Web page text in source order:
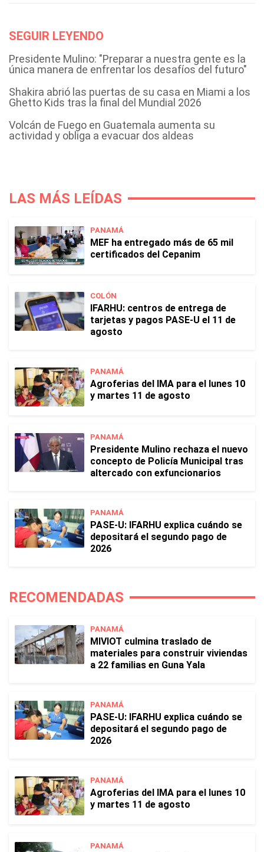
SEGUIR LEYENDO
Presidente Mulino: "Preparar a nuestra gente es la
única manera de enfrentar los desafíos del futuro"
Shakira abrió las puertas de su casa en Miami a los
Ghetto Kids tras la final del Mundial 2026
Volcán de Fuego en Guatemala aumenta su
actividad y obliga a evacuar dos aldeas
LAS MÁS LEÍDAS
PANAMÁ
MEF ha entregado más de 65 mil
certificados del Cepanim
COLÓN
IFARHU: centros de entrega de
tarjetas y pagos PASE-U el 11 de
agosto
PANAMÁ
Agroferias del IMA para el lunes 10
y martes 11 de agosto
PANAMÁ
Presidente Mulino rechaza el nuevo
concepto de Policía Municipal tras
altercado con exfuncionarios
PANAMÁ
PASE-U: IFARHU explica cuándo se
depositará el segundo pago de
2026
RECOMENDADAS
PANAMÁ
MIVIOT culmina traslado de
materiales para construir viviendas
a 22 familias en Guna Yala
PANAMÁ
PASE-U: IFARHU explica cuándo se
depositará el segundo pago de
2026
PANAMÁ
Agroferias del IMA para el lunes 10
y martes 11 de agosto
PANAMÁ